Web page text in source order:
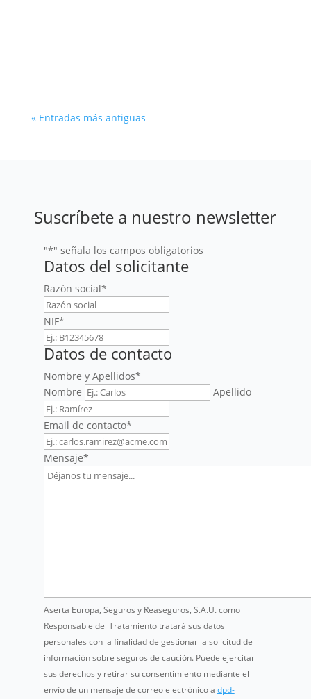
« Entradas más antiguas
Suscríbete a nuestro newsletter
"*" señala los campos obligatorios
Datos del solicitante
Razón social*
NIF*
Datos de contacto
Nombre y Apellidos*
Nombre
Apellido
Email de contacto*
Mensaje*
Aserta Europa, Seguros y Reaseguros, S.A.U. como
Responsable del Tratamiento tratará sus datos
personales con la finalidad de gestionar la solicitud de
información sobre seguros de caución. Puede ejercitar
sus derechos y retirar su consentimiento mediante el
envío de un mensaje de correo electrónico a dpd-